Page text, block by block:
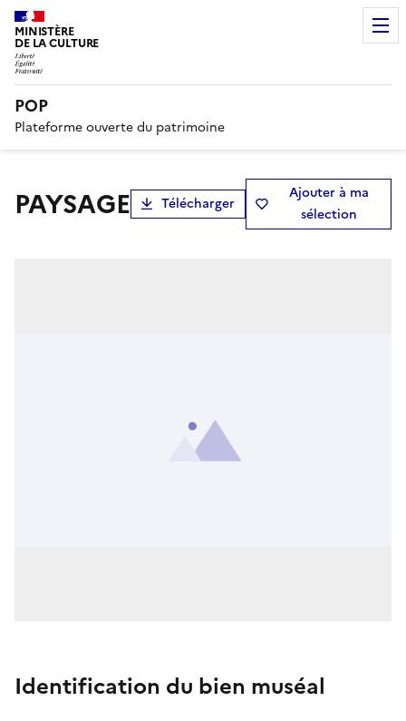
MINISTÈRE
DE LA CULTURE
POP
Plateforme ouverte du patrimoine
PAYSAGE Télécharger
Ajouter à ma
sélection
Identification du bien muséal